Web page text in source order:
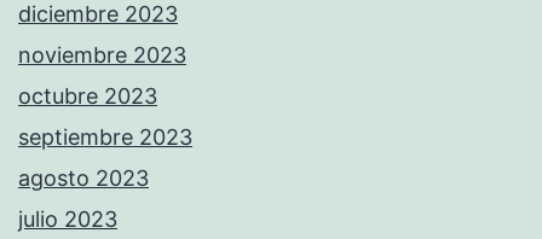
diciembre 2023
noviembre 2023
octubre 2023
septiembre 2023
agosto 2023
julio 2023